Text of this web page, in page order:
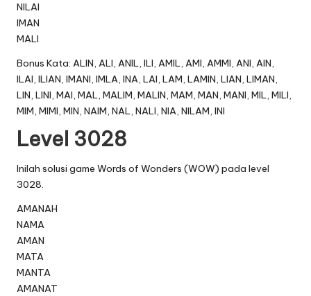
NILAI
IMAN
MALI
Bonus Kata: ALIN, ALI, ANIL, ILI, AMIL, AMI, AMMI, ANI, AIN,
ILAI, ILIAN, IMANI, IMLA, INA, LAI, LAM, LAMIN, LIAN, LIMAN,
LIN, LINI, MAI, MAL, MALIM, MALIN, MAM, MAN, MANI, MIL, MILI,
MIM, MIMI, MIN, NAIM, NAL, NALI, NIA, NILAM, INI
Level 3028
Inilah solusi game Words of Wonders (WOW) pada level
3028.
AMANAH
NAMA
AMAN
MATA
MANTA
AMANAT